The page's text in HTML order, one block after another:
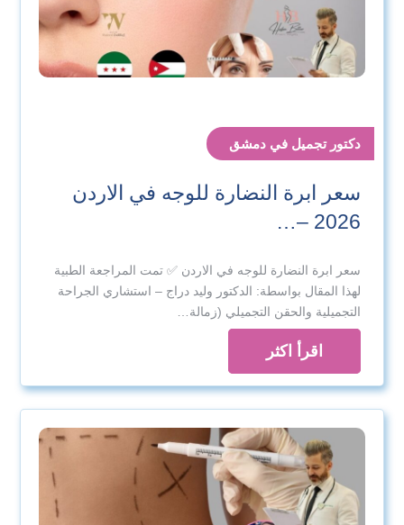
دكتور تجميل في دمشق
سعر ابرة النضارة للوجه في الاردن
2026 –…
سعر ابرة النضارة للوجه في الاردن ✅ تمت المراجعة الطبية
لهذا المقال بواسطة: الدكتور وليد دراج – استشاري الجراحة
التجميلية والحقن التجميلي (زمالة…
اقرأ اكثر